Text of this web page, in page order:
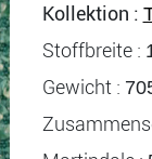
Kollektion :
Stoffbreite :
Gewicht :